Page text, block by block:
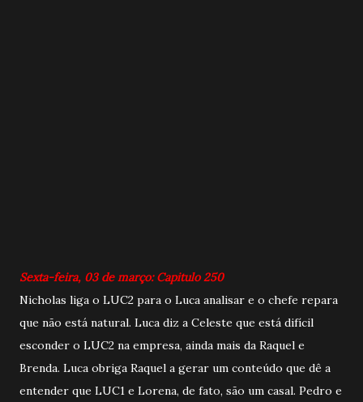
Sexta-feira, 03 de março: Capitulo 250
Nicholas liga o LUC2 para o Luca analisar e o chefe repara
que não está natural. Luca diz a Celeste que está difícil
esconder o LUC2 na empresa, ainda mais da Raquel e
Brenda. Luca obriga Raquel a gerar um conteúdo que dê a
entender que LUC1 e Lorena, de fato, são um casal. Pedro e